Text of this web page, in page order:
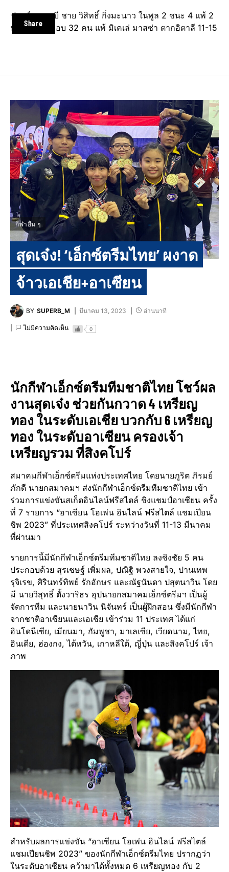
Share
ฟอยล์ คลาสบี ชาย วิสิทธิ์ กิ่งมะนาว ในพูล 2 ชนะ 4 แพ้ 2
นัด ผ่านเข้ารอบ 32 คน แพ้ มิเคเล่ มาสซ่า ตากอิตาลี 11-15
กีฬาอื่น ๆ
สุดเจ๋ง! ‘เอ็กซ์ตรีมไทย’ ผงาด
จ้าวเอเชีย+อาเซียน
BY SUPERB_M มีนาคม 13, 2023 อ่านนาที
ไม่มีความคิดเห็น 0
นักกีฬาเอ็กซ์ตรีมทีมชาติไทย โชว์ผล
งานสุดเจ๋ง ช่วยกันกวาด 4 เหรียญ
ทอง ในระดับเอเชีย บวกกับ 6 เหรียญ
ทอง ในระดับอาเซียน ครองเจ้า
เหรียญรวม ที่สิงคโปร์
สมาคมกีฬาเอ็กซ์ตรีมแห่งประเทศไทย โดยนายภูริต ภิรมย์
ภักดี นายกสมาคมฯ ส่งนักกีฬาเอ็กซ์ตรีมทีมชาติไทย เข้า
ร่วมการแข่งขันสเก็ตอินไลน์ฟรีสไตล์ ชิงแชมป์อาเซียน ครั้ง
ที่ 7 รายการ “อาเซียน โอเพ่น อินไลน์ ฟรีสไตล์ แชมเปียน
ชิพ 2023” ที่ประเทศสิงคโปร์ ระหว่างวันที่ 11-13 มีนาคม
ที่ผ่านมา
รายการนี้มีนักกีฬาเอ็กซ์ตรีมทีมชาติไทย ลงชิงชัย 5 คน
ประกอบด้วย สุรเชษฐ์ เพิ่มผล, ปณิฐิ พวงสายใจ, ปานเทพ
รุจิเรข, ศิรินทร์ทิพย์ รักอักษร และณัฐนันดา ปสุตนาวิน โดย
มี นายวิสุทธิ์ ตั้งวาริธร อุปนายกสมาคมเอ็กซ์ตรีมฯ เป็นผู้
จัดการทีม และนายนาวิน นิจันทร์ เป็นผู้ฝึกสอน ซึ่งมีนักกีฬา
จากชาติอาเซียนและเอเชีย เข้าร่วม 11 ประเทศ ได้แก่
อินโดนีเซีย, เมียนมา, กัมพูชา, มาเลเซีย, เวียดนาม, ไทย,
อินเดีย, ฮ่องกง, ไต้หวัน, เกาหลีใต้, ญี่ปุ่น และสิงคโปร์ เจ้า
ภาพ
สำหรับผลการแข่งขัน “อาเซียน โอเพ่น อินไลน์ ฟรีสไตล์
แชมเปียนชิพ 2023” ของนักกีฬาเอ็กซ์ตรีมไทย ปรากฏว่า
ในระดับอาเซียน คว้ามาได้ทั้งหมด 6 เหรียญทอง กับ 2